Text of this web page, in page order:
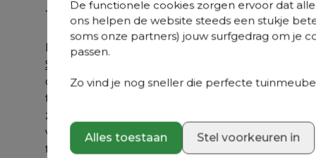
De functionele cookies zorgen ervoor dat
ons helpen de website steeds een stukje
soms onze partners) jouw surfgedrag om je
passen.
Zo vind je nog sneller die perfecte
Alles toestaan Stel voorkeuren in
tuinmeubelen trekt.
Hoewel sommige kussens, zoals
Sunbrella®
overwinteren, is het voor een langere
toch aan te raden om dat wel te doen. De
zelf zullen schimmelvrij blijven, maar als er
vast komt te zitten tussen de beschermhoes
tuinkussens, is de kans op schimmelvorming